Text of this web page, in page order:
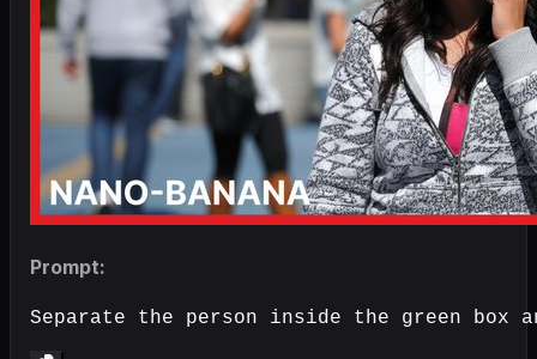
Prompt:
Separate the person inside the green